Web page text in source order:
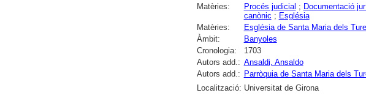
Matèries: Procés judicial ; Documentació
canònic ; Església
Matèries:
Església de Santa Maria dels
Àmbit:
Banyoles
Cronologia:
1703
Autors add.: Ansaldi, Ansaldo
Autors add.: Parròquia de Santa Maria dels
Localització: Universitat de Girona